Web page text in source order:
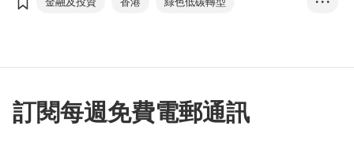
梁兆基
訂閱每週免費電郵通訊